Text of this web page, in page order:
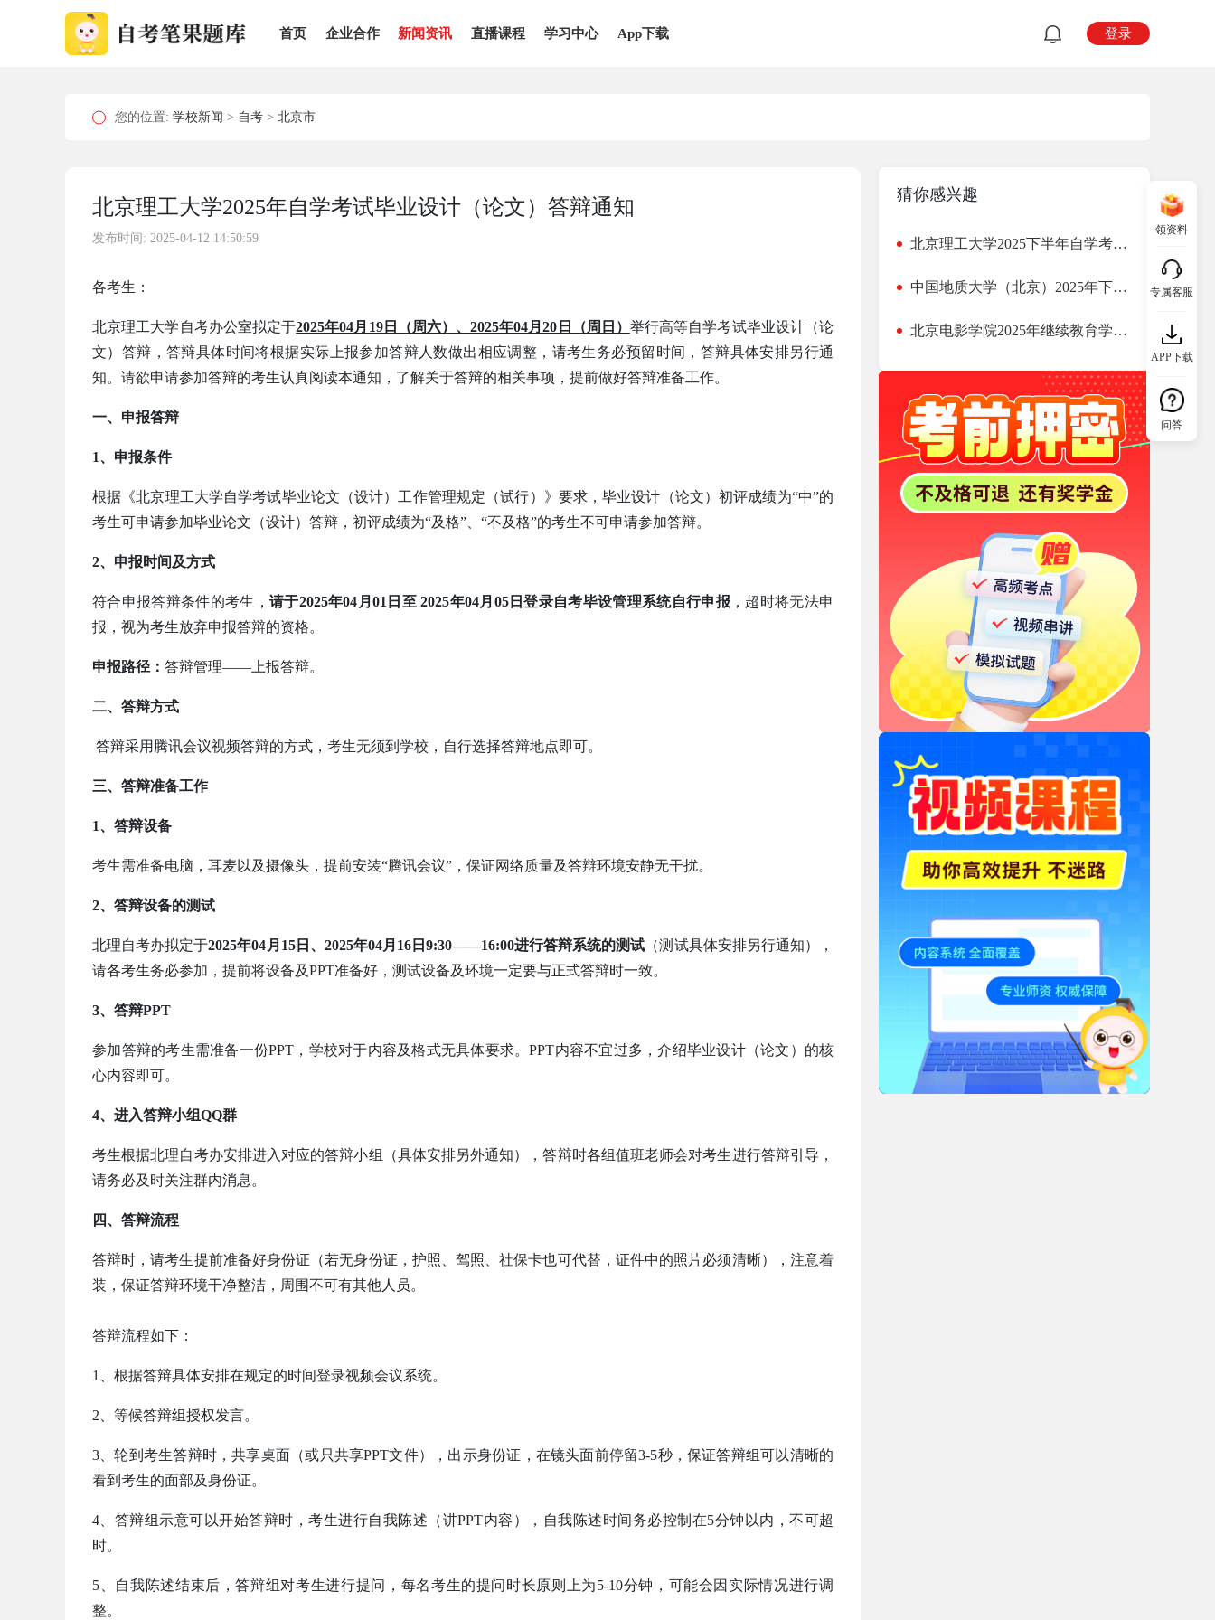
首页 企业合作 新闻资讯 直播课程 学习中心 App下载 登录
领资料
专属客服
APP下载
问答
您的位置: 学校新闻 > 自考 > 北京市
北京理工大学2025年自学考试毕业设计（论文）答辩通知
发布时间: 2025-04-12 14:50:59
各考生：
北京理工大学自考办公室拟定于2025年04月19日（周六）、2025年04月20日（周日） 举行高等自学考试毕业设计（论
文）答辩，答辩具体时间将根据实际上报参加答辩人数做出相应调整，请考生务必预留时间，答辩具体安排另行通
知。请欲申请参加答辩的考生认真阅读本通知，了解关于答辩的相关事项，提前做好答辩准备工作。
一、申报答辩
1、申报条件
根据《北京理工大学自学考试毕业论文（设计）工作管理规定（试行）》要求，毕业设计（论文）初评成绩为“中”的
考生可申请参加毕业论文（设计）答辩，初评成绩为“及格”、“不及格”的考生不可申请参加答辩。
2、申报时间及方式
符合申报答辩条件的考生， 请于2025年04月01日至 2025年04月05日登录自考毕设管理系统自行申报 ，超时将无法申
报，视为考生放弃申报答辩的资格。
申报路径： 答辩管理——上报答辩。
二、答辩方式
答辩采用腾讯会议视频答辩的方式，考生无须到学校，自行选择答辩地点即可。
三、答辩准备工作
1、答辩设备
考生需准备电脑，耳麦以及摄像头，提前安装“腾讯会议”，保证网络质量及答辩环境安静无干扰。
2、答辩设备的测试
北理自考办拟定于2025年04月15日、2025年04月16日9:30——16:00进行答辩系统的测试 （测试具体安排另行通知），
请各考生务必参加，提前将设备及PPT准备好，测试设备及环境一定要与正式答辩时一致。
3、答辩PPT
参加答辩的考生需准备一份PPT，学校对于内容及格式无具体要求。PPT内容不宜过多，介绍毕业设计（论文）的核
心内容即可。
4、进入答辩小组QQ群
考生根据北理自考办安排进入对应的答辩小组（具体安排另外通知），答辩时各组值班老师会对考生进行答辩引导，
请务必及时关注群内消息。
四、答辩流程
答辩时，请考生提前准备好身份证（若无身份证，护照、驾照、社保卡也可代替，证件中的照片必须清晰），注意着
装，保证答辩环境干净整洁，周围不可有其他人员。
答辩流程如下：
1、根据答辩具体安排在规定的时间登录视频会议系统。
2、等候答辩组授权发言。
3、轮到考生答辩时，共享桌面（或只共享PPT文件），出示身份证，在镜头面前停留3-5秒，保证答辩组可以清晰的
看到考生的面部及身份证。
4、答辩组示意可以开始答辩时，考生进行自我陈述（讲PPT内容），自我陈述时间务必控制在5分钟以内，不可超
时。
5、自我陈述结束后，答辩组对考生进行提问，每名考生的提问时长原则上为5-10分钟，可能会因实际情况进行调
整。
猜你感兴趣
北京理工大学2025下半年自学考试毕业设计（论文）答辩通知
中国地质大学（北京）2025年下半年自考安全工程（专升本）专业实践类课程考试安排
北京电影学院2025年继续教育学院招生简章